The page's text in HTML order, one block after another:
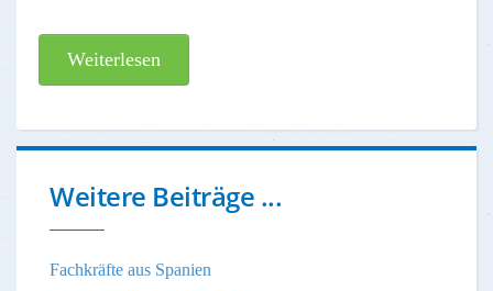
Weiterlesen
Weitere Beiträge ...
Fachkräfte aus Spanien